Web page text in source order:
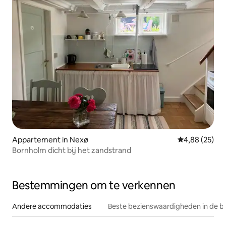
Appartement in Nexø Gemiddelde
4,88 (25)
Bornholm dicht bij het zandstrand
Bestemmingen om te verkennen
Andere accommodaties Beste bezienswaardigheden in de